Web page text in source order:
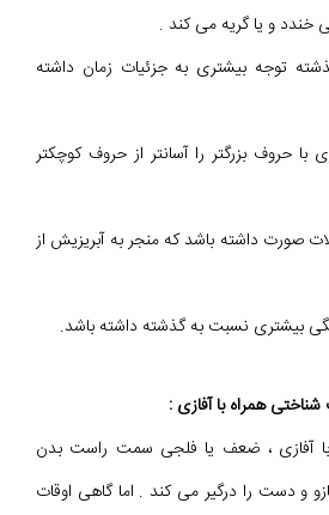
و یا گریه می کند .
توجه بیشتری به جزئیات زمان داشته
حروف بزرگتر را آسانتر از حروف کوچکتر
داشته باشد که منجر به آبریزیش از
بیشتری نسبت به گذشته داشته باشد.
همراه با آفازی :
آفازی ، ضعف یا فلجی سمت راست بدن
و دست را درگیر می کند . اما گاهی اوقات